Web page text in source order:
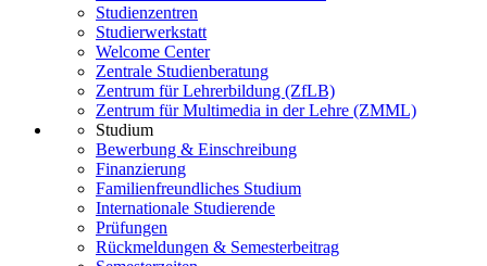
Studienzentren
Studierwerkstatt
Welcome Center
Zentrale Studienberatung
Zentrum für Lehrerbildung (ZfLB)
Zentrum für Multimedia in der Lehre (ZMML)
Studium
Bewerbung & Einschreibung
Finanzierung
Familienfreundliches Studium
Internationale Studierende
Prüfungen
Rückmeldungen & Semesterbeitrag